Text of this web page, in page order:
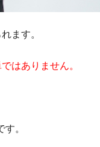
ます。
はありません。
。